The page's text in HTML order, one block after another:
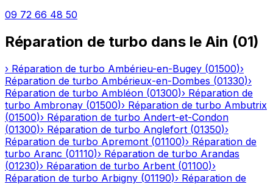
09 72 66 48 50
Réparation de turbo dans le Ain (01)
› Réparation de turbo Ambérieu-en-Bugey (01500)›
Réparation de turbo Ambérieux-en-Dombes (01330)›
Réparation de turbo Ambléon (01300)› Réparation de
turbo Ambronay (01500)› Réparation de turbo Ambutrix
(01500)› Réparation de turbo Andert-et-Condon
(01300)› Réparation de turbo Anglefort (01350)›
Réparation de turbo Apremont (01100)› Réparation de
turbo Aranc (01110)› Réparation de turbo Arandas
(01230)› Réparation de turbo Arbent (01100)›
Réparation de turbo Arbigny (01190)› Réparation de